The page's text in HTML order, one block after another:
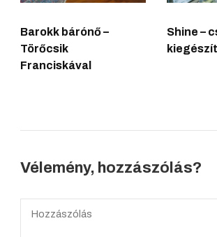
Barokk bárónő –
Törőcsik
Franciskával
Shine –
Vélemény, hozzászólás?